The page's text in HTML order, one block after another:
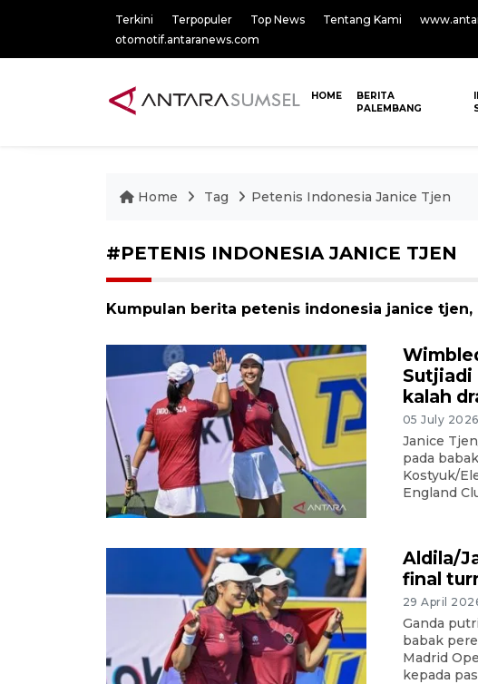
Terkini Terpopuler Top News Tentang Kami
otomotif.antaranews.com
HOME
BERITA
PALEMBANG
Home Tag Petenis Indonesia Janice Tjen
#PETENIS INDONESIA JANICE TJEN
Kumpulan berita petenis indonesia janice tjen,
Sutjiadi
kalah
05 July
Janice
pada
Kostyuk/
England
Aldila/
final
29 April
Ganda
babak
Madrid
kepada